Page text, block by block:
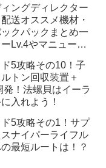
ィングディレクター
送オススメ機材・
クパックまとめ一
Lv.4やマニューバ
5攻略その10！子
トン回収装置＋
！法螺貝はイーラ
入れよう！
5攻略その1！サプ
ナイパーライフル
最短ルートは！？